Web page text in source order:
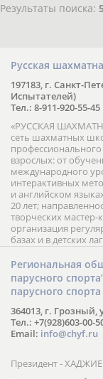
ошибку в уже
хотите ее
Результаты поиска:
Русская
197183, г. Санкт-
Испытателей)
Тел.: 8-911-920-55-45
«РУССКАЯ
сеть шахматных
взрослых: от
международного
интерактивных
и английском
20 лет;
творческих мастер-
организация
базах и в детских
шахматистами;
форме вебинаров и
онлайн трансляция
Региональная
парусного
парусного